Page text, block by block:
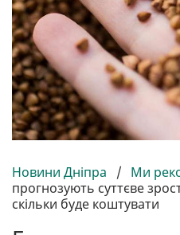
Новини Дніпра / Ми
прогнозують суттєве
скільки буде коштувати